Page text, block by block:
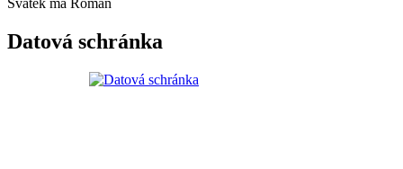
Svátek má Roman
Datová schránka